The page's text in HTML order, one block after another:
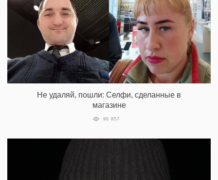
Не удаляй, пошли: Селфи, сделанные в
магазине
90 857